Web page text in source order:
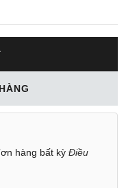
hàng bất kỳ Điều